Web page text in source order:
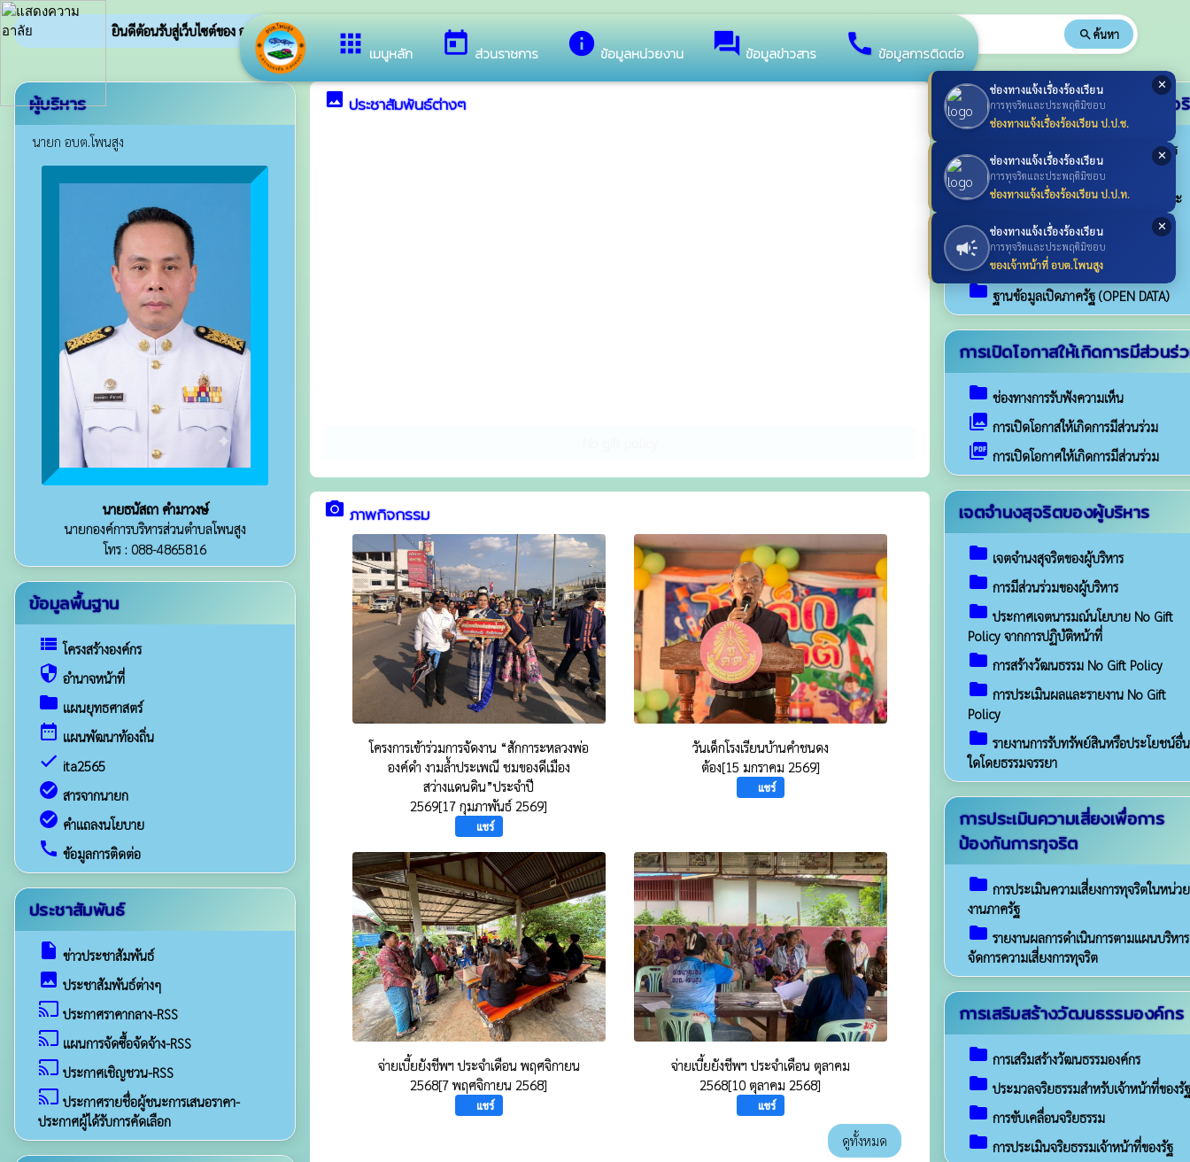
✕
ช่องทางแจ้งเรื่องร้องเรียน
การทุจริตและประพฤติมิชอบ
ช่องทางแจ้งเรื่องร้องเรียน ป.ป.ช.
✕
ช่องทางแจ้งเรื่องร้องเรียน
การทุจริตและประพฤติมิชอบ
ช่องทางแจ้งเรื่องร้องเรียน ป.ป.ท.
✕
campaign
ช่องทางแจ้งเรื่องร้องเรียน
การทุจริตและประพฤติมิชอบ
ของเจ้าหน้าที่ อบต.โพนสูง
apps เมนูหลัก today ส่วนราชการ info ข้อมูลหน่วยงาน forum ข้อมูลข่าวสาร call ข้อมูลการติดต่อ
ยินดีต้อนรับสู่เว็บไซต์ของ องค์การบริหารส่วนตำบลโพนสูง search ค้นหา
ผู้บริหาร
นายก อบต.โพนสูง
นายธนัสถา คำมาวงษ์
นายกองค์การบริหารส่วนตำบลโพนสูง
โทร : 088-4865816
ข้อมูลพื้นฐาน
view_list โครงสร้างองค์กร
security อำนาจหน้าที่
folder แผนยุทธศาสตร์
date_range แผนพัฒนาท้องถิ่น
check ita2565
check_circle สารจากนายก
check_circle คำแถลงนโยบาย
call ข้อมูลการติดต่อ
ประชาสัมพันธ์
insert_drive_file ข่าวประชาสัมพันธ์
image ประชาสัมพันธ์ต่างๆ
cast ประกาศราคากลาง-RSS
cast แผนการจัดซื้อจัดจ้าง-RSS
cast ประกาศเชิญชวน-RSS
cast ประกาศรายชื่อผู้ชนะการเสนอราคา-
ประกาศผู้ได้รับการคัดเลือก
image ประชาสัมพันธ์ต่างๆ
camera_alt ภาพกิจกรรม
โครงการเข้าร่วมการจัดงาน “สักการะหลวงพ่อ
องค์ดำ งามล้ำประเพณี ชมของดีเมือง
สว่างแดนดิน”ประจำปี
2569[17 กุมภาพันธ์ 2569]
แชร์
วันเด็กโรงเรียนบ้านคำชนดง
ต้อง[15 มกราคม 2569]
แชร์
จ่ายเบี้ยยังชีพฯ ประจำเดือน พฤศจิกายน
2568[7 พฤศจิกายน 2568]
แชร์
จ่ายเบี้ยยังชีพฯ ประจำเดือน ตุลาคม
2568[10 ตุลาคม 2568]
แชร์
ดูทั้งหมด
การจัดการเรื่องร้องเรียนการทุจ
แนวปฏิบัติการจัดการเรื่องร้องเรียนการ
ทุจริตและประพฤติมิชอบ
folder ช่องทางแจ้งเรื่องร้องเรียนการทุจริตและ
ประพฤติมิชอบ ของเจ้าหน้าที่ อบต.โพนสูง
folder ข้อมูลเชิงสถิติเรื่องร้องเรียนการทุจริต
ประจำปี
folder ฐานข้อมูลเปิดภาครัฐ (OPEN DATA)
การเปิดโอกาสให้เกิดการมีส่วนร่
folder ช่องทางการรับฟังความเห็น
collections การเปิดโอกาสให้เกิดการมีส่วนร่วม
picture_as_pdf การเปิดโอกาศให้เกิดการมีส่วนร่วม
เจตจำนงสุจริตของผู้บริหาร
folder เจตจำนงสุจริตของผู้บริหาร
folder การมีส่วนร่วมของผู้บริหาร
folder ประกาศเจตนารมณ์นโยบาย No Gift
Policy จากการปฏิบัติหน้าที่
folder การสร้างวัฒนธรรม No Gift Policy
folder การประเมินผลและรายงาน No Gift
Policy
folder รายงานการรับทรัพย์สินหรือประโยชน์อื่น
ใดโดยธรรมจรรยา
การประเมินความเสี่ยงเพื่อการ
ป้องกันการทุจริต
folder การประเมินความเสี่ยงการทุจริตในหน่วย
งานภาครัฐ
folder รายงานผลการดำเนินการตามแผนบริหาร
จัดการความเสี่ยงการทุจริต
การเสริมสร้างวัฒนธรรมองค์กร
folder การเสริมสร้างวัฒนธรรมองค์กร
folder ประมวลจริยธรรมสำหรับเจ้าหน้าที่ของรัฐ
folder การขับเคลื่อนจริยธรรม
folder การประเมินจริยธรรมเจ้าหน้าที่ของรัฐ